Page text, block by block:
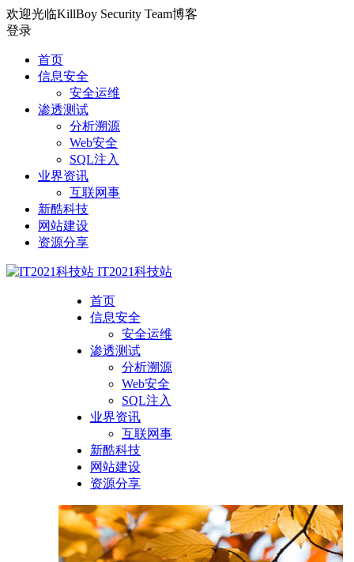
欢迎光临KillBoy Security Team博客
登录
首页
信息安全
安全运维
渗透测试
分析溯源
Web安全
SQL注入
业界资讯
互联网事
新酷科技
网站建设
资源分享
IT2021科技站
首页
信息安全
安全运维
渗透测试
分析溯源
Web安全
SQL注入
业界资讯
互联网事
新酷科技
网站建设
资源分享